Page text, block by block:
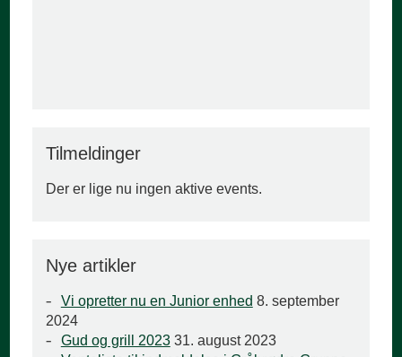
Tilmeldinger
Der er lige nu ingen aktive events.
Nye artikler
Vi opretter nu en Junior enhed 8. september
2024
Gud og grill 2023 31. august 2023